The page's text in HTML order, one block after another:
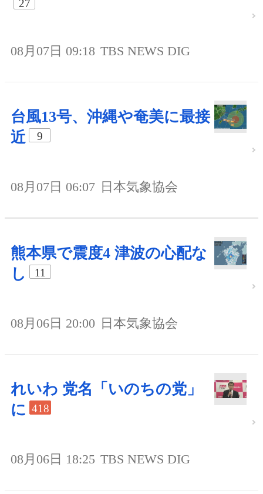
27
08月07日 09:18 TBS NEWS DIG
台風13号、沖縄や奄美に最接
近
9
08月07日 06:07 日本気象協会
熊本県で震度4 津波の心配な
し
11
08月06日 20:00 日本気象協会
れいわ 党名「いのちの党」
に 418
08月06日 18:25 TBS NEWS DIG